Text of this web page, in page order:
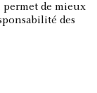
de mieux
des